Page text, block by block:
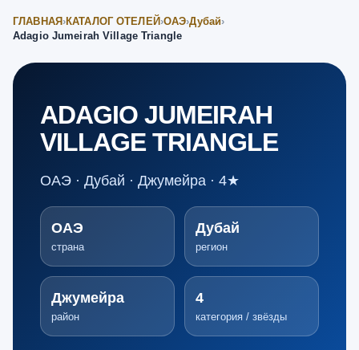
ГЛАВНАЯ ›КАТАЛОГ ОТЕЛЕЙ ›ОАЭ›Дубай›
Adagio Jumeirah Village Triangle
ADAGIO JUMEIRAH
VILLAGE TRIANGLE
ОАЭ · Дубай · Джумейра · 4★
ОАЭ
страна
Дубай
регион
Джумейра
район
4
категория / звёзды